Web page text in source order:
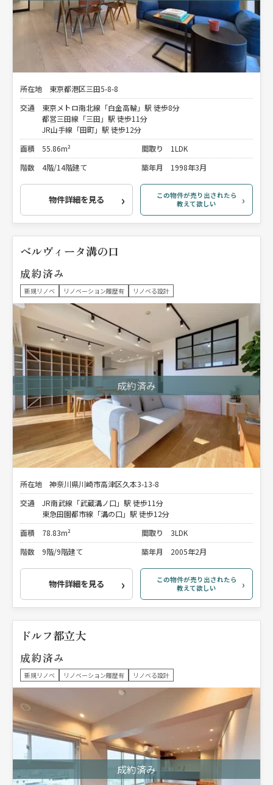
所在地
東京都港区三田5-8-8
交通
東京メトロ南北線「白金高輪」駅 徒歩8分
都営三田線「三田」駅 徒歩11分
JR山手線「田町」駅 徒歩12分
面積
55.86m² 間取り
1LDK
階数
4階/14階建て 築年月 1998年3月
物件詳細を見る
この物件が売り出されたら
教えて欲しい
ベルヴィータ溝の口
成約済み
新規リノベ リノベーション履歴有 リノベる設計
所在地
神奈川県川崎市高津区久本3-13-8
交通
JR南武線「武蔵溝ノ口」駅 徒歩11分
東急田園都市線「溝の口」駅 徒歩12分
面積
78.83m² 間取り
3LDK
階数
9階/9階建て 築年月 2005年2月
物件詳細を見る
この物件が売り出されたら
教えて欲しい
ドルフ都立大
成約済み
新規リノベ リノベーション履歴有 リノベる設計